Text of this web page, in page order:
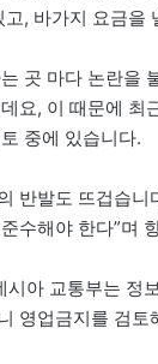
, 바가지 요금을
곳 마다 논란을
요, 이 때문에 최
중에 있습니다.
반발도 뜨겁습
수해야 한다”며
시아 교통부는 정
영업금지를 검토